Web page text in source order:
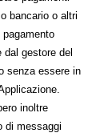
bancario o altri
gestore del
senza essere in
inoltre
di messaggi